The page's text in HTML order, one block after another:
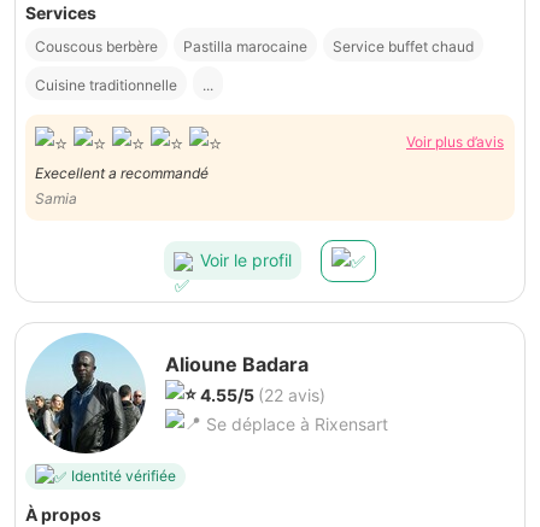
Services
Couscous berbère Pastilla marocaine Service buffet chaud
Cuisine traditionnelle ...
Voir plus d’avis
Execellent a recommandé
Samia
Voir le profil
Alioune Badara
4.55/5 (22 avis)
Se déplace à Rixensart
Identité vérifiée
À propos